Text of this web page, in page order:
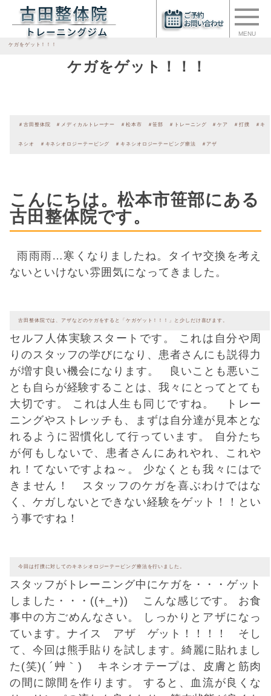
MENU
ケガをゲット！！！
ケガをゲット！！！
＃古田整体院 ＃メディカルトレーナー ＃松本市 ＃笹部 ＃トレーニング ＃ケア ＃打撲 ＃キ
ネシオ ＃キネシオロジーテーピング ＃キネシオロジーテーピング療法 ＃アザ
こんにちは。松本市笹部にある
古田整体院です。
雨雨雨…寒くなりましたね。タイヤ交換を考え
ないといけない雰囲気になってきました。
古田整体院では、アザなどのケガをすると「ケガゲット！！！」と少しだけ喜びます。
セルフ人体実験スタートです。 これは自分や周
りのスタッフの学びになり、患者さんにも説得力
が増す良い機会になります。 良いことも悪いこ
とも自らが経験することは、我々にとってとても
大切です。 これは人生も同じですね。 トレー
ニングやストレッチも、まずは自分達が見本とな
れるように習慣化して行っています。 自分たち
が何もしないで、患者さんにあれやれ、これや
れ！てないですよね～。 少なくとも我々にはで
きません！ スタッフのケガを喜ぶわけではな
く、ケガしないとできない経験をゲット！！とい
う事ですね！
今回は打撲に対してのキネシオロジーテーピング療法を行いました。
スタッフがトレーニング中にケガを・・・ゲット
しました・・・((+_+))
こんな感じです。 お食
事中の方ごめんなさい。 しっかりとアザになっ
ています。ナイス アザ ゲット！！！！ そし
て、今回は熊手貼りを試します。綺麗に貼れまし
た(笑)( ´艸｀)
キネシオテープは、皮膚と筋肉
の間に隙間を作ります。 すると、血流が良くな